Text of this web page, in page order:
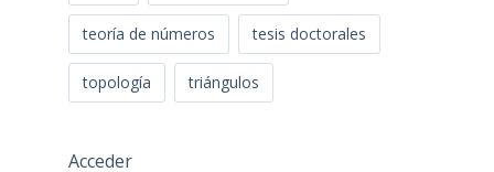
teoría de números tesis doctorales
topología triángulos
Acceder